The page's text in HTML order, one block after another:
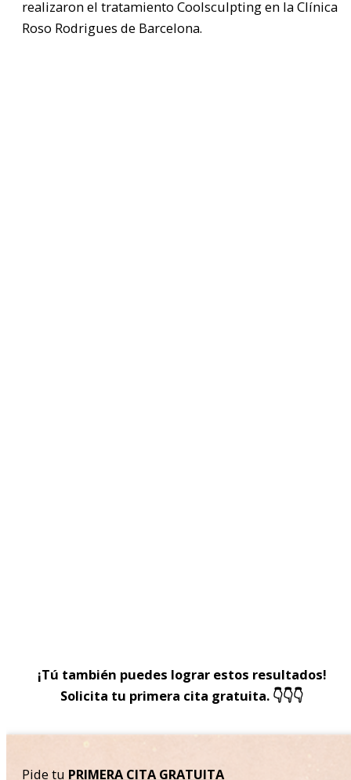
realizaron el tratamiento Coolsculpting en la Clínica
Roso Rodrigues de Barcelona.
¡Tú también puedes lograr estos resultados!
Solicita tu primera cita gratuita. 👇👇👇
Pide tu PRIMERA CITAGRATUITA